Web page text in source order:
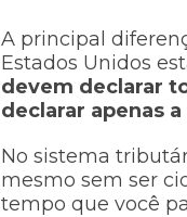
A principal
Estados Unidos
devem declarar
declarar apenas
No sistema
mesmo sem ser
tempo que você